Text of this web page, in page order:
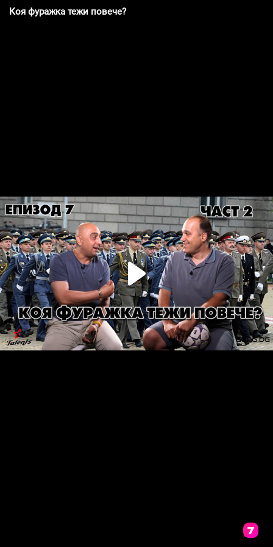
Коя фуражка тежи повече?